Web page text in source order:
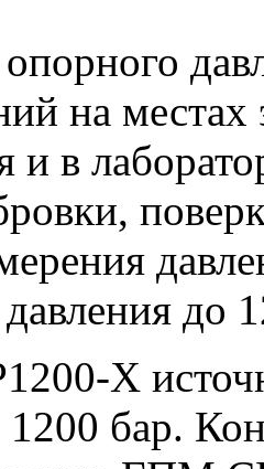
на местах
и в
до
X​
бар.​